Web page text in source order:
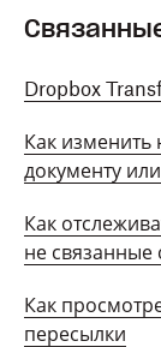
Dropbox
Как изменить
документу
Как
не
Как
пересылки